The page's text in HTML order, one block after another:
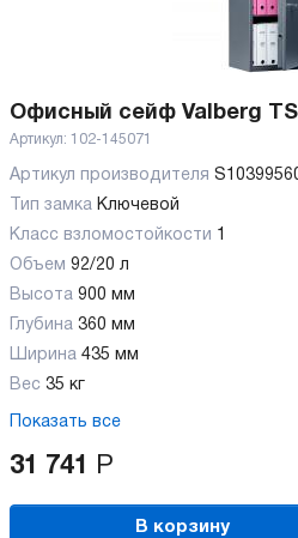
Офисный сейф Valberg
Артикул: 102-145071
Артикул производителя
Тип замка Ключевой
Класс взломостойкости 1
Объем 92/20 л
Высота 900 мм
Глубина 360 мм
Ширина 435 мм
Вес 35 кг
Показать все
31 741 Р
В корзину